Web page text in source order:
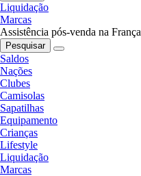
Liquidação
Marcas
Assistência pós-venda na França
Pesquisar
Saldos
Nações
Clubes
Camisolas
Sapatilhas
Equipamento
Crianças
Lifestyle
Liquidação
Marcas